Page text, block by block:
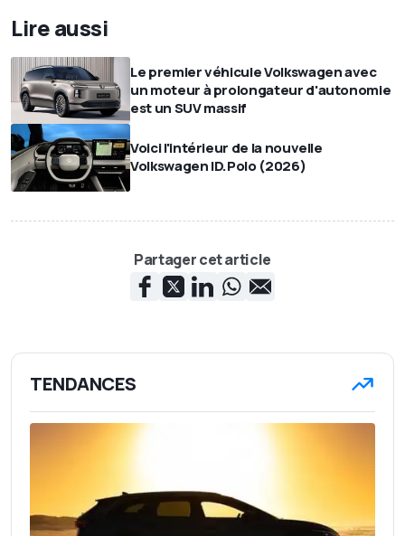
Lire aussi
Le premier véhicule Volkswagen avec
un moteur à prolongateur d'autonomie
est un SUV massif
Voici l'intérieur de la nouvelle
Volkswagen ID.Polo (2026)
Partager cet article
TENDANCES